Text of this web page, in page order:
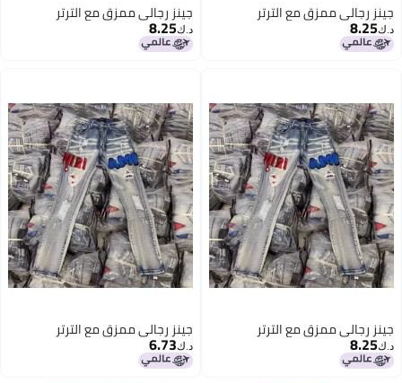
جينز رجالي ممزق مع الترتر
د.ك‏8.25
جينز رجالي ممزق مع الترتر
د.ك‏8.25
جينز رجالي ممزق مع الترتر
د.ك‏8.25
جينز رجالي ممزق مع الترتر
د.ك‏6.73